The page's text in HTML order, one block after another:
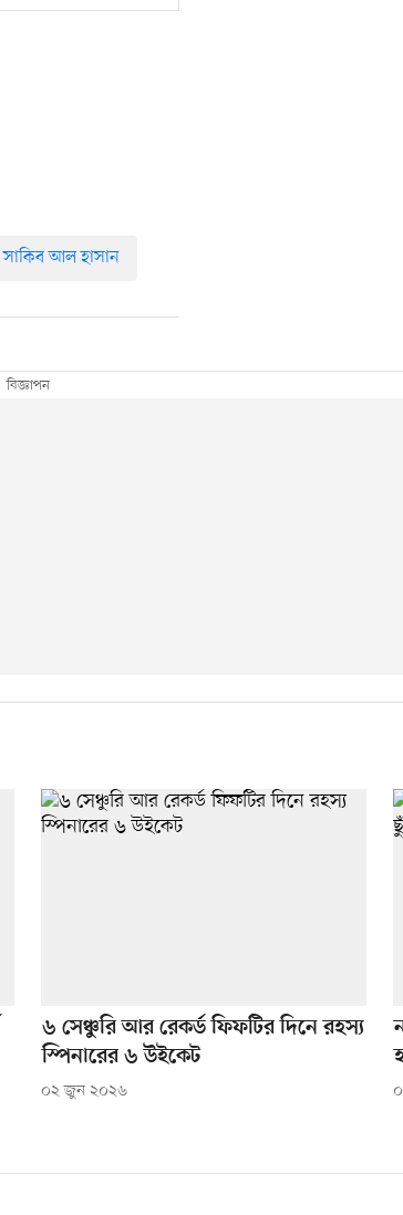
সাকিব আল হাসান
৬ সেঞ্চুরি আর রেকর্ড ফিফটির দিনে রহস্য
স্পিনারের ৬ উইকেট
০২ জুন ২০২৬